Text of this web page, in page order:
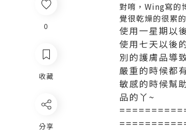
0
收藏
分享
對唷，Wing寫的
覺很乾燥的很累
使用一星期以
使用七天以後
別的護膚品導
嚴重的時候都
敏感的時候幫
品的丫~